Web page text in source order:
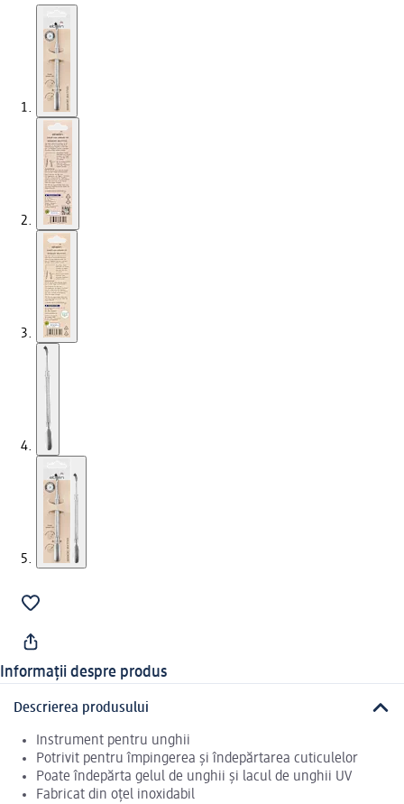
Informații despre produs
Descrierea produsului
Instrument pentru unghii
Potrivit pentru împingerea și îndepărtarea cuticulelor
Poate îndepărta gelul de unghii și lacul de unghii UV
Fabricat din oțel inoxidabil